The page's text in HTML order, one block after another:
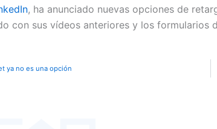
, ha anunciado nuevas opciones de
con sus vídeos anteriores y los formularios
ya no es una opción